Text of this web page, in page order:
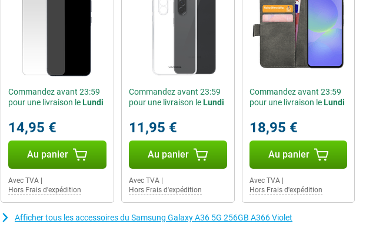
Commandez avant 23:59
pour une livraison leLundi
14,95 €
Au panier
Avec TVA
Hors Frais d'expédition
Commandez avant 23:59
pour une livraison leLundi
11,95 €
Au panier
Avec TVA|
Hors Frais d'expédition
Commandez avant 23:59
pour une livraison leLundi
18,95 €
Au panier
Avec TVA|
Hors Frais d'expédition
Afficher tous les accessoires du Samsung Galaxy A36 5G 256GB A366 Violet